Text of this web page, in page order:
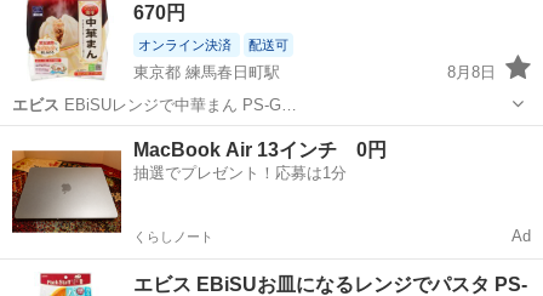
670円
オンライン決済 配送可
東京都 練馬春日町駅
8月8日
エビス EBiSUレンジで中華まん PS-G…
練馬区 練馬春日町駅 調理器具 エビス
MacBook Air 13インチ 0円
抽選でプレゼント！応募は1分
くらしノート Ad
エビス EBiSUお皿になるレンジでパスタ PS-